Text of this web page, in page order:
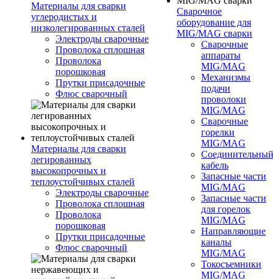
Материалы для сварки
углеродистых и
низколегированных сталей
Электроды сварочные
Проволока сплошная
Проволока
порошковая
Прутки присадочные
Флюс сварочный
Материалы для сварки
легированных
высокопрочных и
теплоустойчивых сталей
Электроды сварочные
Проволока сплошная
Проволока
порошковая
Прутки присадочные
Флюс сварочный
Сварочное
оборудование для
MIG/MAG сварки
Сварочные
аппараты
MIG/MAG
Механизмы
подачи
проволоки
MIG/MAG
Сварочные
горелки
MIG/MAG
Соединительный
кабель
Запасные части
MIG/MAG
Запасные части
для горелок
MIG/MAG
Направляющие
каналы
MIG/MAG
Токосъемники
MIG/MAG